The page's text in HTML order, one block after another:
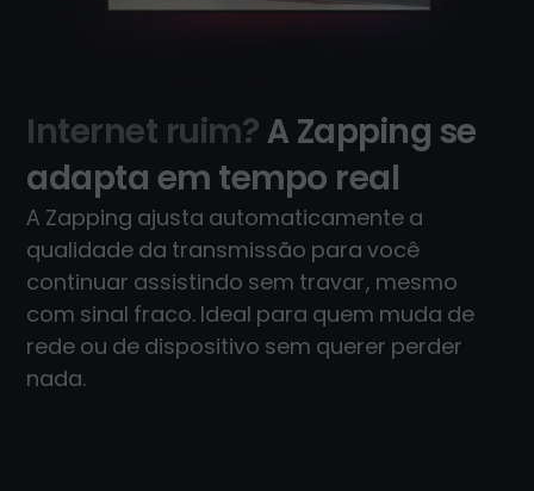
Internet ruim?A Zapping se
adapta em tempo real
A Zapping ajusta automaticamente a
qualidade da transmissão para você
continuar assistindo sem travar, mesmo
com sinal fraco. Ideal para quem muda de
rede ou de dispositivo sem querer perder
nada.